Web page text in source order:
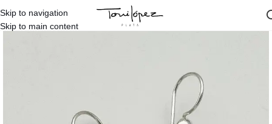
Skip to navigation
Skip to main content
Inicio Pendientes Tienda Plata y Piedras